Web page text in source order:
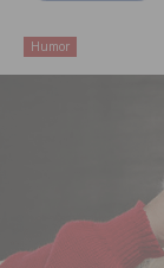
Humor